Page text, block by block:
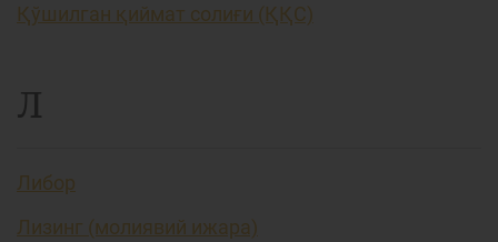
Қўшилган қиймат солиғи (ҚҚС)
Л
Либор
Лизинг (молиявий ижара)